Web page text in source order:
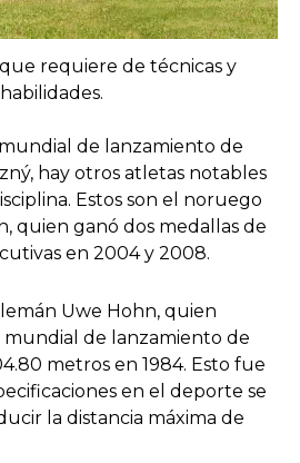
requiere de técnicas y
habilidades.
de lanzamiento de
hay otros atletas notables
Estos son el noruego
quien ganó dos medallas de
en 2004 y 2008.
Uwe Hohn, quien
de lanzamiento de
metros en 1984. Esto fue
en el deporte se
la distancia máxima de